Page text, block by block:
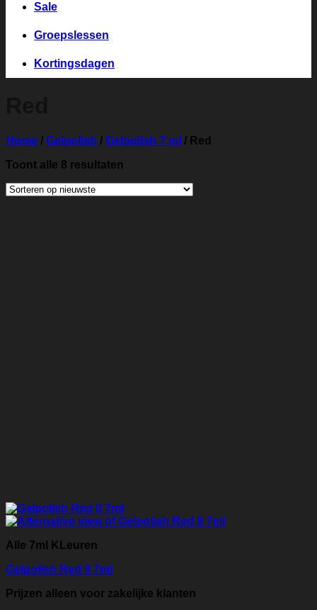
Sale
Groepslessen
Kortingsdagen
Home / Gelpolish / Gelpolish 7 ml / Red
Toont alle 8 resultaten
Alle 7ml KLeuren
Gelpolish Red 8 7ml
Prijzen alleen voor zakelijke klanten